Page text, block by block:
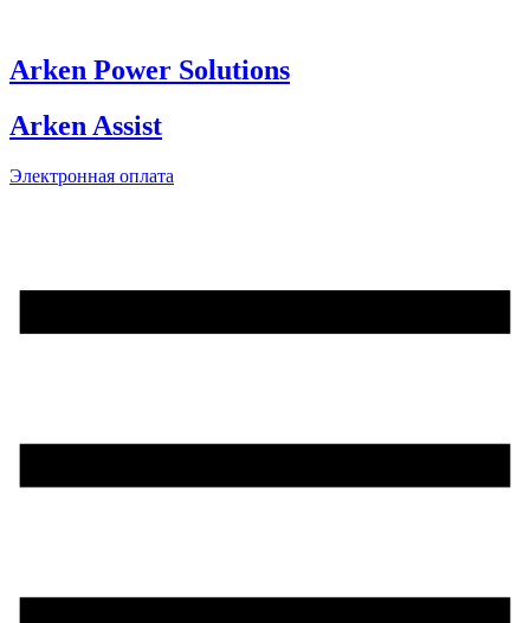
content
Arken Power Solutions
Arken Assist
Электронная оплата